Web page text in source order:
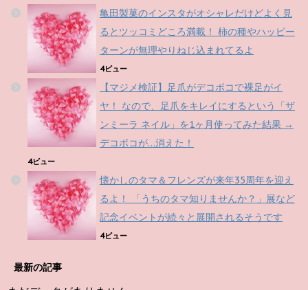
亀田製菓のインスタがオシャレだけどよく見
るとツッコミどころ満載！ 柿の種やハッピー
ターンが無理やりねじ込まれてるよ
4ビュー
【マジメ検証】足爪がデコボコで裸足がイ
ヤ！ なので、足爪をキレイにするという「ザ
ンミーラ ネイル」を1ヶ月使ってみた結果 →
デコボコが…消えた！
4ビュー
懐かしのタマ＆フレンズが来年35周年を迎え
るよ！ 「うちのタマ知りませんか？」展など
記念イベントが続々と展開されるそうです
4ビュー
最新の記事